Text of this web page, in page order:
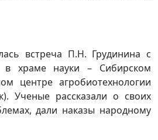
встреча П.Н. Грудинина с
в храме науки – Сибирском
центре агробиотехнологии
Ученые рассказали о своих
дали наказы народному